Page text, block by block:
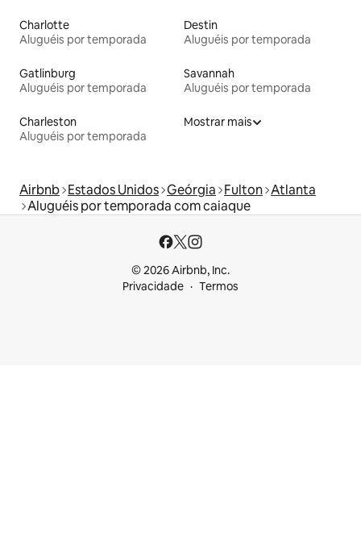
Charlotte
Aluguéis por temporada
Destin
Aluguéis por temporada
Gatlinburg
Aluguéis por temporada
Savannah
Aluguéis por temporada
Charleston
Aluguéis por temporada
Mostrar mais
Airbnb Estados Unidos Geórgia Fulton Atlanta
Aluguéis por temporada com caiaque
© 2026 Airbnb, Inc.
Privacidade
Termos